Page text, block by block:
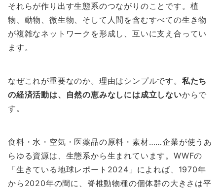
それらが作り出す生態系のつながりのことです。植
物、動物、微生物、そして人間を含むすべての生き物
が複雑なネットワークを形成し、互いに支え合ってい
ます。
なぜこれが重要なのか。理由はシンプルです。 私たち
の経済活動は、自然の恵みなしには成立しないからで
す。
食料・水・空気・医薬品の原料・素材……企業が使うあ
らゆる資源は、生態系から生まれています。WWFの
「生きている地球レポート2024」によれば、1970年
から2020年の間に、脊椎動物種の個体群の大きさは平